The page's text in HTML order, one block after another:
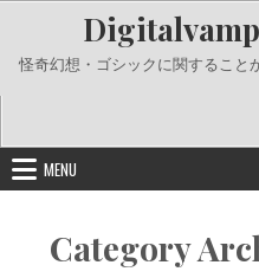
content
怪奇幻想・ゴシックに関すること
MENU
Category